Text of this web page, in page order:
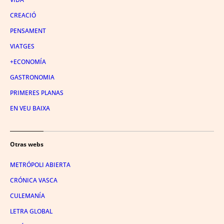
CREACIÓ
PENSAMENT
VIATGES
+ECONOMÍA
GASTRONOMIA
PRIMERES PLANAS
EN VEU BAIXA
Otras webs
METRÓPOLI ABIERTA
CRÓNICA VASCA
CULEMANÍA
LETRA GLOBAL